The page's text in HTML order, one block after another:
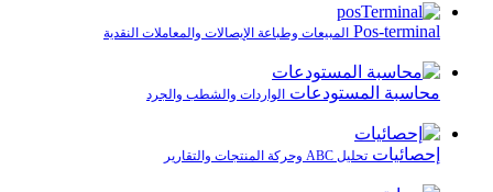
Pos-terminal المبيعات وطباعة الإيصالات والمعاملات النقدية
محاسبة المستودعات الواردات والشطب والجرد
إحصائيات تحليل ABC وحركة المنتجات والتقارير